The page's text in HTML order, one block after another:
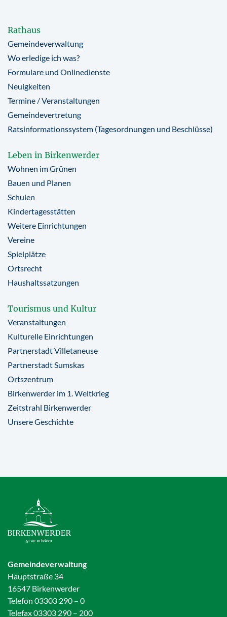
Rathaus
Gemeindeverwaltung
Wo erledige ich was?
Formulare und Onlinedienste
Neuigkeiten
Termine / Veranstaltungen
Gemeindevertretung
Ratsinformationssystem (Tagesordnungen und Beschlüsse)
Leben in Birkenwerder
Wohnen im Grünen
Bauen und Planen
Schulen
Kindertagesstätten
Weitere Einrichtungen
Vereine
Spielplätze
Ortsrecht
Haushaltssatzungen
Tourismus und Kultur
Veranstaltungen
Kulturelle Einrichtungen
Partnerstadt Villetaneuse
Partnerstadt Sumskas
Ortszentrum
Birkenwerder im 1. Weltkrieg
Zeitstrahl Birkenwerder
Unsere Geschichte
Gemeindeverwaltung
Hauptstraße 34
16547 Birkenwerder
Telefon 03303 290 – 0
Telefax 03303 290 – 200